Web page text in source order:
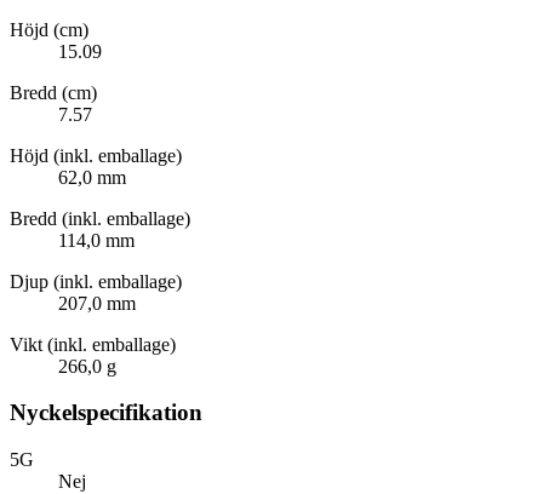
Höjd (cm)
15.09
Bredd (cm)
7.57
Höjd (inkl. emballage)
62,0 mm
Bredd (inkl. emballage)
114,0 mm
Djup (inkl. emballage)
207,0 mm
Vikt (inkl. emballage)
266,0 g
Nyckelspecifikation
5G
Nej